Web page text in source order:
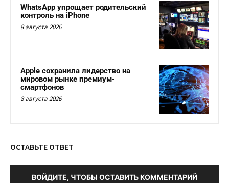
WhatsApp упрощает родительский
контроль на iPhone
8 августа 2026
Apple сохранила лидерство на
мировом рынке премиум-
смартфонов
8 августа 2026
ОСТАВЬТЕ ОТВЕТ
ВОЙДИТЕ, ЧТОБЫ ОСТАВИТЬ КОММЕНТАРИЙ